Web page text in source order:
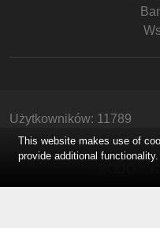
Użytkowników: 11789
Copyright ©
This website makes use of
provide additional functionality.